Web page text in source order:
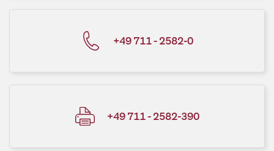
+49 711 - 2582-0
+49 711 - 2582-390